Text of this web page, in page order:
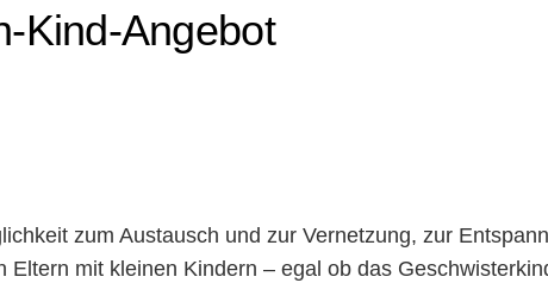
Kind-Angebot
zum Austausch und zur Vernetzung, zur
mit kleinen Kindern – egal ob das